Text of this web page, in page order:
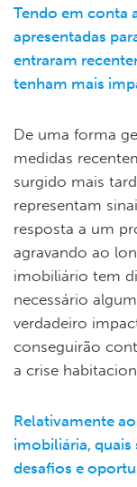
Tendo em conta
apresentadas
entraram
tenham mais
De uma forma
medidas
surgido mais
representam
resposta a um
agravando ao
imobiliário tem
necessário
verdadeiro
conseguirão
a crise
Relativamente
imobiliária, quais
desafios e